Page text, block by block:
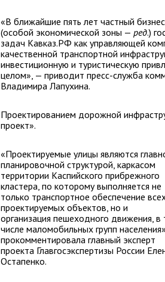
«В ближайшие пять лет частный
(особой экономической зоны — ред.)
задач Кавказ.РФ как управляющей
качественной транспортной
инвестиционную и туристическую
целом», — приводит пресс-служба
Владимира Лапухина.
Проектированием дорожной
проект».
«Проектируемые улицы являются
планировочной структурой, каркасом
территории Каспийского прибрежного
кластера, по которому выполняется не
только транспортное обеспечение
проектируемых объектов, но и
организация пешеходного движения, в
числе маломобильных групп
прокомментировала главный эксперт
проекта Главгосэкспертизы России
Остапенко.